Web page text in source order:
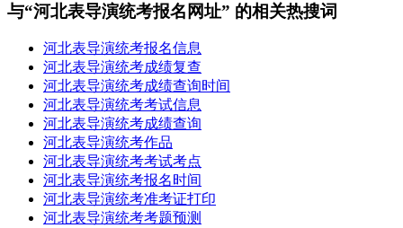
与“河北表导演统考报名网址” 的相关热搜词
河北表导演统考报名信息
河北表导演统考成绩复查
河北表导演统考成绩查询时间
河北表导演统考考试信息
河北表导演统考成绩查询
河北表导演统考作品
河北表导演统考考试考点
河北表导演统考报名时间
河北表导演统考准考证打印
河北表导演统考考题预测